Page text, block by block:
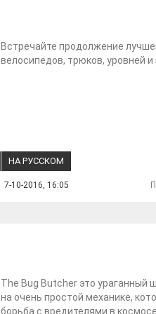
Встречайте продолжение
велосипедов, трюков, уровней и
НА РУССКОМ
7-10-2016, 16:05
The Bug Butcher это ураганный
на очень простой механике,
борьба с вредителями в